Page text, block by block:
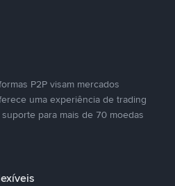
P2P visam mercados
uma experiência de trading
para mais de 70 moedas